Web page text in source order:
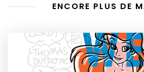
ENCORE PLUS DE